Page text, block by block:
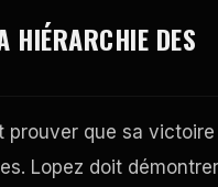
HIÉRARCHIE DES
prouver que sa victoire
Lopez doit démontrer